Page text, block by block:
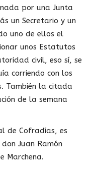
por una Junta
un Secretario y un
uno de ellos el
unos Estatutos
civil, eso sí, se
corriendo con los
También la citada
de la semana
de Cofradías, es
Juan Ramón
Marchena.